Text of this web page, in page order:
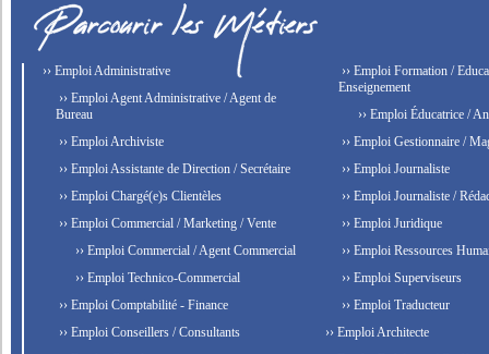
›› Emploi Administrative
›› Emploi Agent Administrative / Agent de
Bureau
›› Emploi Archiviste
›› Emploi Assistante de Direction / Secrétaire
›› Emploi Chargé(e)s Clientèles
›› Emploi Commercial / Marketing / Vente
›› Emploi Commercial / Agent Commercial
›› Emploi Technico-Commercial
›› Emploi Comptabilité - Finance
›› Emploi Conseillers / Consultants
›› Emploi Formation /
Enseignement
›› Emploi Éducatrice /
›› Emploi Gestionnaire /
›› Emploi Journaliste
›› Emploi Journaliste /
›› Emploi Juridique
›› Emploi Ressources
›› Emploi Superviseurs
›› Emploi Traducteur
›› Emploi Architecte